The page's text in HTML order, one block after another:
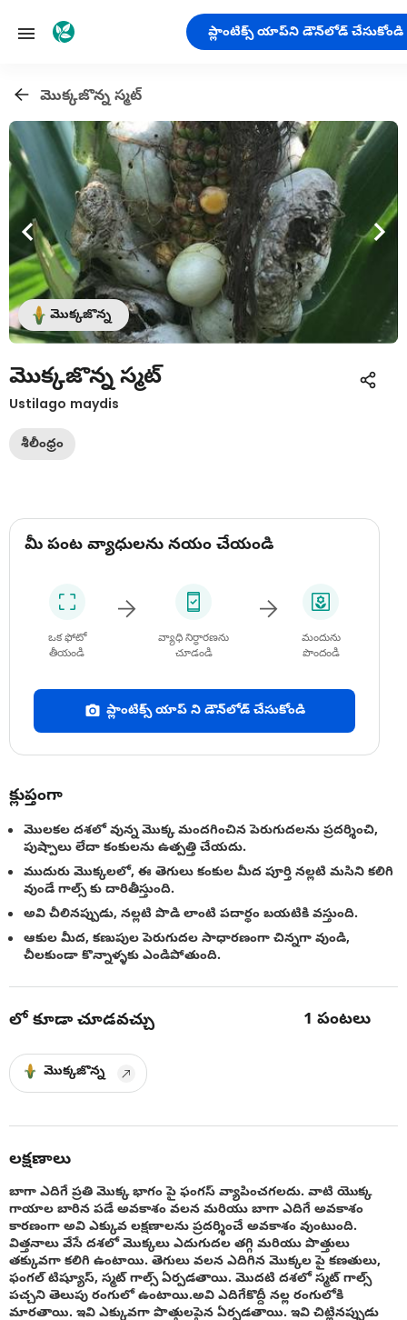
ప్లాంటిక్స్ యాప్‌ని డౌన్‌లోడ్ చేసుకోండి
మొక్కజొన్న స్మట్
మొక్కజొన్న
మొక్కజొన్న స్మట్
Ustilago maydis
శీలీంధ్రం
మీ పంట వ్యాధులను నయం చేయండి
ఒక ఫోటో
తీయండి
వ్యాధి నిర్ధారణను
చూడండి
మందును
పొందండి
ప్లాంటిక్స్ యాప్ ని డౌన్‌లోడ్ చేసుకోండి
క్లుప్తంగా
మొలకల దశలో వున్న మొక్క మందగించిన పెరుగుదలను ప్రదర్శించి,
పుష్పాలు లేదా కంకులను ఉత్పత్తి చేయదు.
ముదురు మొక్కలలో, ఈ తెగులు కంకుల మీద పూర్తి నల్లటి మసిని కలిగి
వుండే గాల్స్ కు దారితీస్తుంది.
అవి చీలినప్పుడు, నల్లటి పొడి లాంటి పదార్థం బయటికి వస్తుంది.
ఆకుల మీద, కణుపుల పెరుగుదల సాధారణంగా చిన్నగా వుండి,
చీలకుండా కొన్నాళ్ళకు ఎండిపోతుంది.
లో కూడా చూడవచ్చు 1 పంటలు
మొక్కజొన్న
లక్షణాలు
బాగా ఎదిగే ప్రతి మొక్క భాగం పై ఫంగస్ వ్యాపించగలదు. వాటి యొక్క
గాయాల బారిన పడే అవకాశం వలన మరియు బాగా ఎదిగే అవకాశం
కారణంగా అవి ఎక్కువ లక్షణాలను ప్రదర్శించే అవకాశం వుంటుంది.
విత్తనాలు వేసే దశలో మొక్కలు ఎదుగుదల తగ్గి మరియు పొత్తులు
తక్కువగా కలిగి ఉంటాయి. తెగులు వలన ఎదిగిన మొక్కల పై కణతులు,
ఫంగల్ టిష్యూస్, స్మట్ గాల్స్ ఏర్పడతాయి. మొదటి దశలో స్మట్ గాల్స్
పచ్చని తెలుపు రంగులో ఉంటాయి.అవి ఎదిగేకొద్దీ నల్ల రంగులోకి
మారతాయి. ఇవి ఎక్కువగా పొత్తులపైన ఏర్పడతాయి. ఇవి చిట్లినప్పుడు